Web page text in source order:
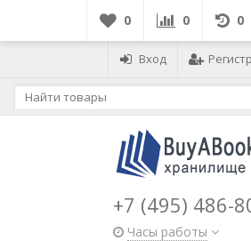
0 0 0
Вход
+7 (495) 486-
Часы работы